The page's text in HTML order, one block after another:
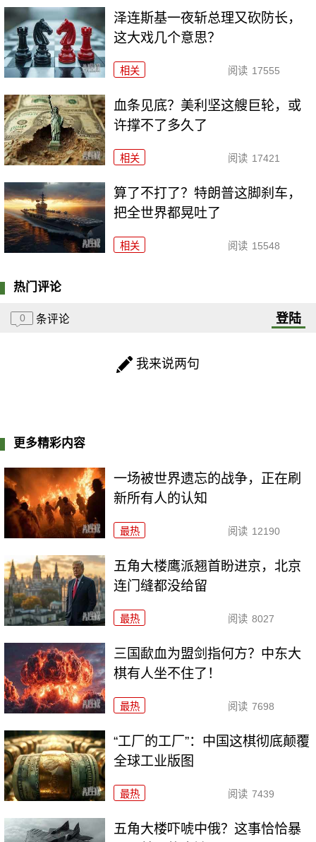
泽连斯基一夜斩总理又砍防长，
这大戏几个意思？
相关 阅读 17555
血条见底？美利坚这艘巨轮，或
许撑不了多久了
相关 阅读 17421
算了不打了？特朗普这脚刹车，
把全世界都晃吐了
相关 阅读 15548
热门评论
0 条评论 登陆
我来说两句
更多精彩内容
一场被世界遗忘的战争，正在刷
新所有人的认知
最热 阅读 12190
五角大楼鹰派翘首盼进京，北京
连门缝都没给留
最热 阅读 8027
三国歃血为盟剑指何方？中东大
棋有人坐不住了！
最热 阅读 7698
“工厂的工厂”：中国这棋彻底颠覆
全球工业版图
最热 阅读 7439
五角大楼吓唬中俄？这事恰恰暴